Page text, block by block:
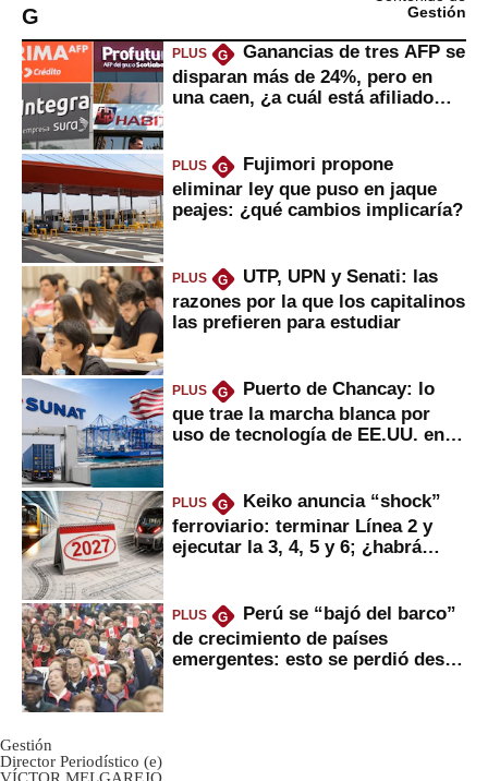
G
Gestión
PLUS G
Ganancias de tres AFP se
disparan más de 24%, pero en
una caen, ¿a cuál está afiliado
PLUS G
Fujimori propone
eliminar ley que puso en jaque
peajes: ¿qué cambios implicaría?
PLUS G
UTP, UPN y Senati: las
razones por la que los capitalinos
las prefieren para estudiar
PLUS G
Puerto de Chancay: lo
que trae la marcha blanca por
uso de tecnología de EE.UU. en
PLUS G
Keiko anuncia “shock”
ferroviario: terminar Línea 2 y
ejecutar la 3, 4, 5 y 6; ¿habrá
PLUS G
Perú se “bajó del barco”
de crecimiento de países
emergentes: esto se perdió desde
Gestión
Director Periodístico (e)
VÍCTOR MELGAREJO